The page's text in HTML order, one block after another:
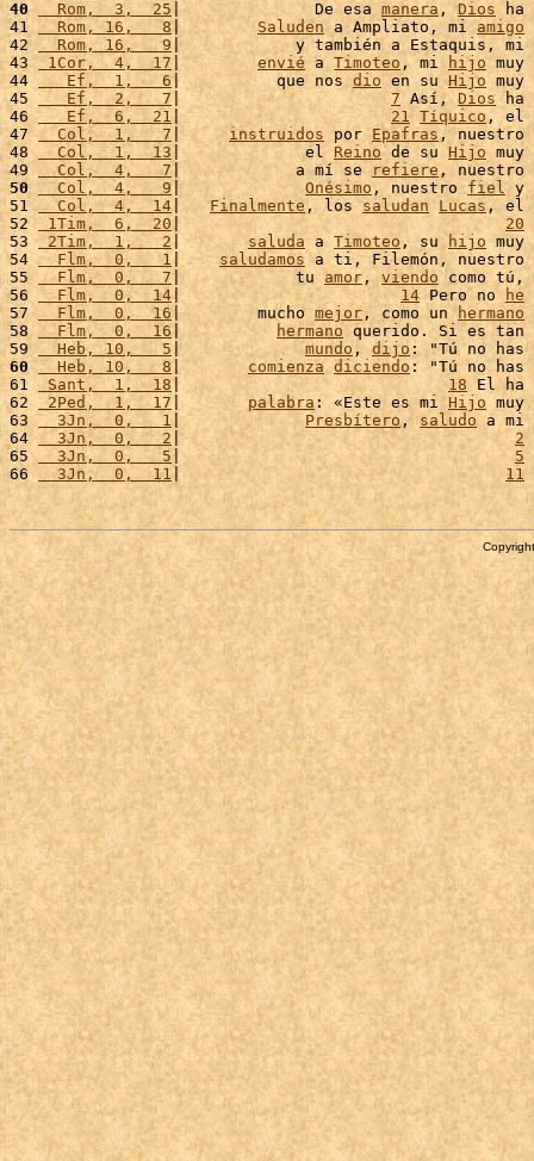
40
  Rom,  3,  25
|              De esa manera, Dios ha
41
  Rom, 16,   8
| Saluden a Ampliato, mi amigo
42
  Rom, 16,   9
|            y también a Estaquis, mi
43 1Cor,  4,  17 | envié a Timoteo , mi hijo muy
44
   Ef,  1,   6
|          que nos dio en su Hijo muy
45
   Ef,  2,   7
| 7 Así, Dios ha
46
   Ef,  6,  21
| 21 Tíquico, el
47
  Col,  1,   7
| instruidos por Epafras, nuestro
48
  Col,  1,  13
|             el Reino de su Hijo muy
49
  Col,  4,   7
|            a mí se refiere , nuestro
50
  Col,  4,   9
| Onésimo, nuestro fiel y
51
  Col,  4,  14
| Finalmente, los saludan Lucas , el
52 1Tim,  6,  20 | 20
53 2Tim,  1,   2 | saluda a Timoteo , su hijo muy
54
  Flm,  0,   1
| saludamos a ti, Filemón, nuestro
55
  Flm,  0,   7
|            tu amor, viendo como tú,
56
  Flm,  0,  14
| 14 Pero no he
57
  Flm,  0,  16
|        mucho mejor, como un hermano
58
  Flm,  0,  16
| hermano querido. Si es tan
59
  Heb, 10,   5
| mundo , dijo : "Tú no has
60
  Heb, 10,   8
| comienza diciendo: "Tú no has
61 Sant,  1,  18| 18 El ha
62 2Ped,  1,  17 | palabra : «Este es mi Hijo muy
63
  3Jn,  0,   1
| Presbítero , saludo a mi
64
  3Jn,  0,   2
| 2
65
  3Jn,  0,   5
| 5
66
  3Jn,  0,  11
| 11